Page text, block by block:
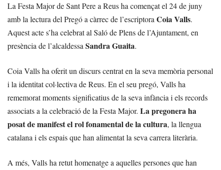
La Festa Major de Sant Pere a Reus ha començat el 24 de juny
amb la lectura del Pregó a càrrec de l’escriptora Coia Valls.
Aquest acte s’ha celebrat al Saló de Plens de l’Ajuntament, en
presència de l’alcaldessa Sandra Guaita.
Coia Valls ha oferit un discurs centrat en la seva memòria personal
i la identitat col·lectiva de Reus. En el seu pregó, Valls ha
rememorat moments significatius de la seva infància i els records
associats a la celebració de la Festa Major. La pregonera ha
posat de manifest el rol fonamental de la cultura, la llengua
catalana i els espais que han alimentat la seva carrera literària.
A més, Valls ha retut homenatge a aquelles persones que han